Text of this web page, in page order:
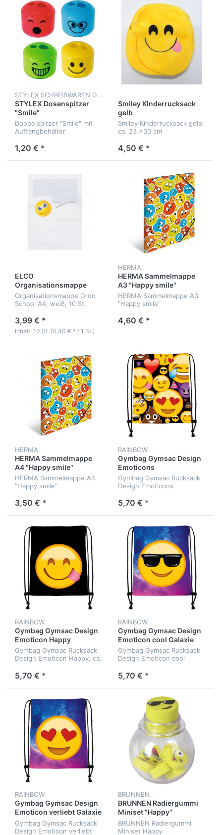
STYLEX SCHREIBWAREN GMBH
STYLEX Dosenspitzer
"Smile"
Doppelspitzer "Smile" mit
Auffangbehälter
1,20 € *
Smiley Kinderrucksack
gelb
Smiley Kinderrucksack gelb,
ca. 23 x30 cm
4,50 € *
ELCO
Organisationsmappe
Ordo School A4
Organisationsmappe Ordo
School A4, weiß, 10 St.
3,99 € *
Inhalt: 10 St. (0,40 € * / 1 St.)
HERMA
HERMA Sammelmappe
A3 "Happy smile"
HERMA Sammelmappe A3
"Happy smile"
4,60 € *
HERMA
HERMA Sammelmappe
A4 "Happy smile"
HERMA Sammelmappe A4
"Happy smile"
3,50 € *
RAINBOW
Gymbag Gymsac Design
Emoticons
Gymbag Gymsac Rucksack
Design Emoticons
5,70 € *
RAINBOW
Gymbag Gymsac Design
Emoticon Happy
Gymbag Gymsac Rucksack
Design Emoticon Happy, ca.
5,70 € *
RAINBOW
Gymbag Gymsac Design
Emoticon cool Galaxie
Gymbag Gymsac Rucksack
Design Emoticon cool
5,70 € *
RAINBOW
Gymbag Gymsac Design
Emoticon verliebt Galaxie
Gymbag Gymsac Rucksack
Design Emoticon verliebt
BRUNNEN
BRUNNEN Radiergummi
Miniset "Happy"
BRUNNEN Radiergummi
Miniset Happy